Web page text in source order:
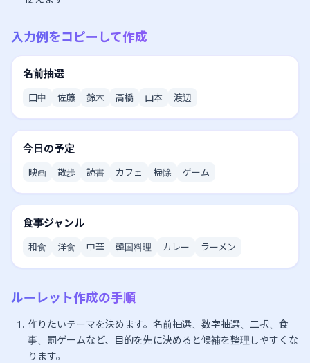
入力例をコピーして作成
名前抽選
田中 佐藤 鈴木 高橋 山本 渡辺
今日の予定
映画 散歩 読書 カフェ 掃除 ゲーム
食事ジャンル
和食 洋食 中華 韓国料理 カレー ラーメン
ルーレット作成の手順
作りたいテーマを決めます。名前抽選、数字抽選、二択、食
事、罰ゲームなど、目的を先に決めると候補を整理しやすくな
ります。